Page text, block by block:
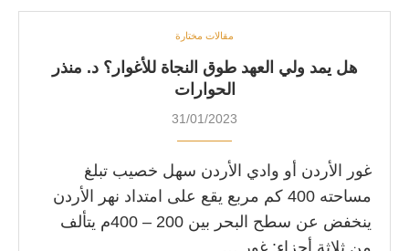
مقالات مختارة
هل يمد ولي العهد طوق النجاة للأغوار؟ د. منذر
الحوارات
31/01/2023
غور الأردن أو وادي الأردن سهل خصيب تبلغ
مساحته 400 كم مربع يقع على امتداد نهر الأردن
ينخفض عن سطح البحر بين 200 – 400م يتألف
من ثلاثة أجزاء: غور …